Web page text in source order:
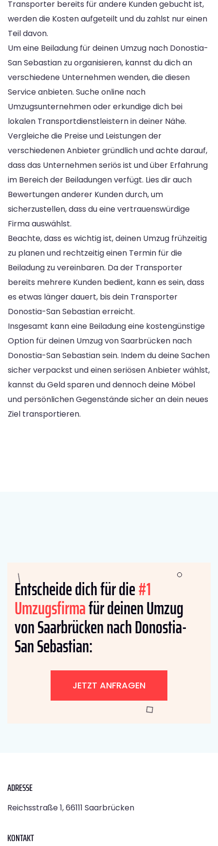
Transporter bereits für andere Kunden gebucht ist,
werden die Kosten aufgeteilt und du zahlst nur einen
Teil davon.
Um eine Beiladung für deinen Umzug nach Donostia-
San Sebastian zu organisieren, kannst du dich an
verschiedene Unternehmen wenden, die diesen
Service anbieten. Suche online nach
Umzugsunternehmen oder erkundige dich bei
lokalen Transportdienstleistern in deiner Nähe.
Vergleiche die Preise und Leistungen der
verschiedenen Anbieter gründlich und achte darauf,
dass das Unternehmen seriös ist und über Erfahrung
im Bereich der Beiladungen verfügt. Lies dir auch
Bewertungen anderer Kunden durch, um
sicherzustellen, dass du eine vertrauenswürdige
Firma auswählst.
Beachte, dass es wichtig ist, deinen Umzug frühzeitig
zu planen und rechtzeitig einen Termin für die
Beiladung zu vereinbaren. Da der Transporter
bereits mehrere Kunden bedient, kann es sein, dass
es etwas länger dauert, bis dein Transporter
Donostia-San Sebastian erreicht.
Insgesamt kann eine Beiladung eine kostengünstige
Option für deinen Umzug von Saarbrücken nach
Donostia-San Sebastian sein. Indem du deine Sachen
sicher verpackst und einen seriösen Anbieter wählst,
kannst du Geld sparen und dennoch deine Möbel
und persönlichen Gegenstände sicher an dein neues
Ziel transportieren.
Entscheide dich für die#1
Umzugsfirmafür deinen Umzug
von Saarbrücken nach Donostia-
San Sebastian:
JETZT ANFRAGEN
ADRESSE
Reichsstraße 1, 66111 Saarbrücken
KONTAKT